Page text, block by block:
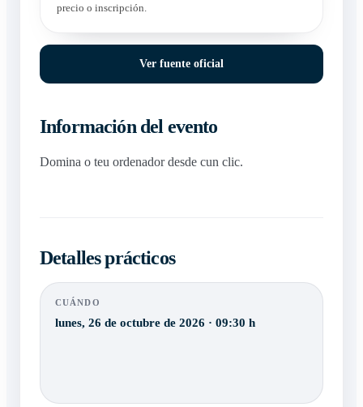
precio o inscripción.
Ver fuente oficial
Información del evento
Domina o teu ordenador desde cun clic.
Detalles prácticos
CUÁNDO
lunes, 26 de octubre de 2026 · 09:30 h